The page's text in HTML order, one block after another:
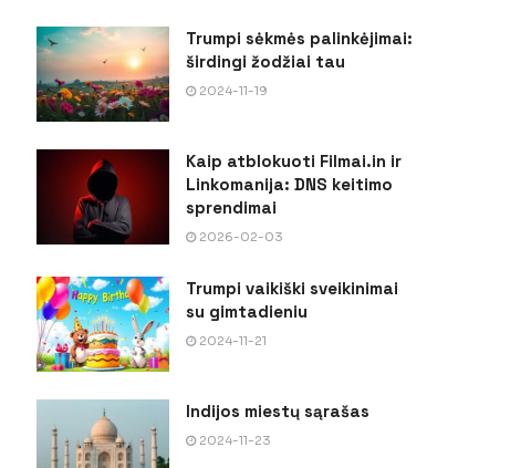
Trumpi sėkmės palinkėjimai:
širdingi žodžiai tau
2024-11-19
Kaip atblokuoti Filmai.in ir
Linkomanija: DNS keitimo
sprendimai
2026-02-03
Trumpi vaikiški sveikinimai
su gimtadieniu
2024-11-21
Indijos miestų sąrašas
2024-11-23